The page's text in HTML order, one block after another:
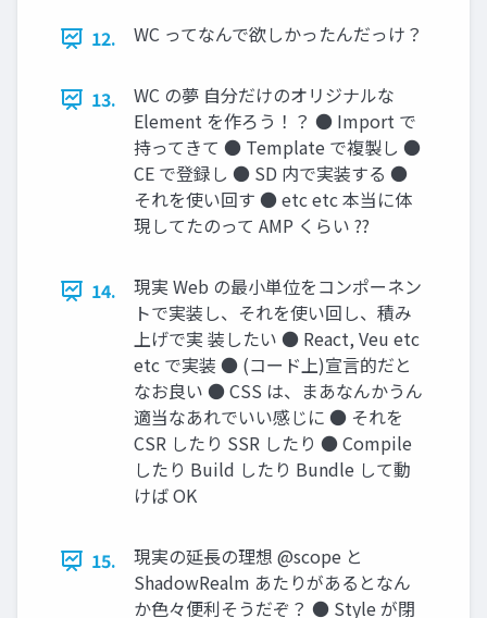
12. WC ってなんで欲しかったんだっけ？
13.
WC の夢 自分だけのオリジナルな
Element を作ろう！？ ● Import で
持ってきて ● Template で複製し ●
CE で登録し ● SD 内で実装する ●
それを使い回す ● etc etc 本当に体
現してたのって AMP くらい ??
14.
現実 Web の最小単位をコンポーネン
トで実装し、それを使い回し、積み
上げで実 装したい ● React, Veu etc
etc で実装 ● (コード上)宣言的だと
なお良い ● CSS は、まあなんかうん
適当なあれでいい感じに ● それを
CSR したり SSR したり ● Compile
したり Build したり Bundle して動
けば OK
15.
現実の延長の理想 @scope と
ShadowRealm あたりがあるとなん
か色々便利そうだぞ？ ● Style が閉